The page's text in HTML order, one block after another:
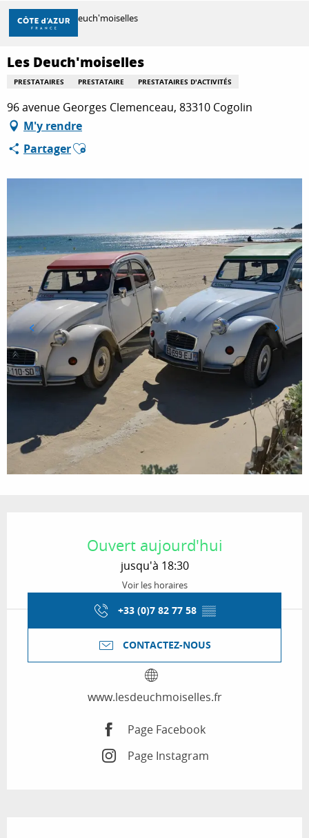
Aller
contenu
principal
DÉCOUVRIR
À FAIRE
SÉJOURNER
Accueil Les Deuch'moiselles
Les Deuch'moiselles
PRESTATAIRES PRESTATAIRE PRESTATAIRES D'ACTIVITÉS
96 avenue Georges Clemenceau, 83310 Cogolin
M'y rendre
PartagerAjouter aux favoris
Ouvert aujourd'hui
jusqu'à 18:30
Voir les horaires
+33 (0)7 82 77 58 ▒▒
CONTACTEZ-NOUS
www.lesdeuchmoiselles.fr
Page Facebook
Page Instagram